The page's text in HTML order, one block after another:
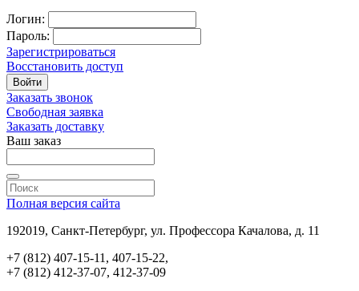
Логин:
Пароль:
Зарегистрироваться
Восстановить доступ
Войти
Заказать звонок
Свободная заявка
Заказать доставку
Ваш заказ
Полная версия сайта
192019, Санкт-Петербург, ул. Профессора Качалова, д. 11
+7 (812) 407-15-11, 407-15-22,
+7 (812) 412-37-07, 412-37-09